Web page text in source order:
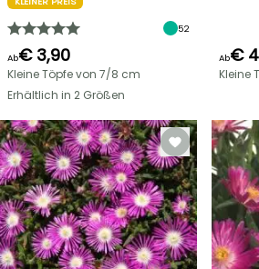
52
Ab€ 3,90
Kleine Töpfe von 7/8 cm
Erhältlich in 2 Größen
Ab€
Kleine